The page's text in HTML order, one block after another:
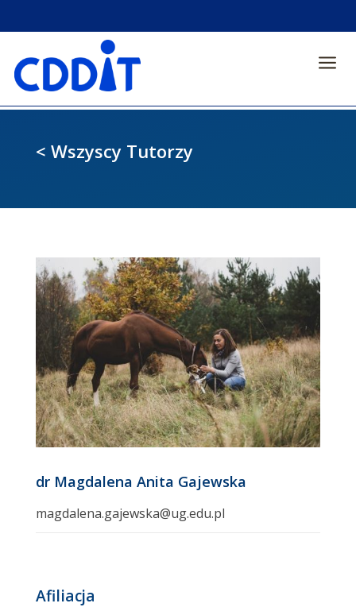
a
< Wszyscy Tutorzy
dr Magdalena Anita Gajewska
magdalena.gajewska@ug.edu.pl
Afiliacja